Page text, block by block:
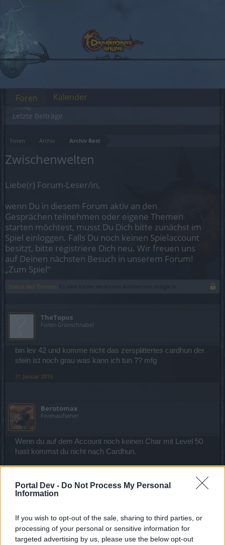
Portal Dev - Do Not Process My Personal
Information
If you wish to opt-out of the sale, sharing to third parties, or
processing of your personal or sensitive information for
targeted advertising by us, please use the below opt-out
Foren Archiv Archiv Rest
Zwischenwelten
Liebe(r) Forum-Leser/in,
wenn Du in diesem Forum aktiv an den
Gesprächen teilnehmen oder eigene Themen
starten möchtest, musst Du Dich bitte zunächst im
Spiel einloggen. Falls Du noch keinen Spielaccount
besitzt, bitte registriere Dich neu. Wir freuen uns
auf Deinen nächsten Besuch in unserem Forum!
„Zum Spiel“
Status des Themas:
TheTopus
Foren-Grünschnabel
bin lev 42 und komme nicht das zersplittertes cardhun der
stein ist noch grau was kann ich tun ?? mfg
31 Januar 2016
Berotomax
Forenaufseher
Wenn du auf dem Account noch keinen Char mit Level 50
hast kommst du nicht nach Cardhun.
31 Januar 2016
Myantha
Team Leader
Team Drakensang Online
Foren
Letzte Beiträge
Kalender